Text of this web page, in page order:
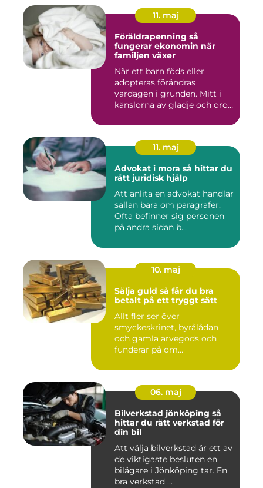
11. maj
Föräldrapenning så
fungerar ekonomin när
familjen växer
När ett barn föds eller
adopteras förändras
vardagen i grunden. Mitt i
känslorna av glädje och oro
11. maj
Advokat i mora så hittar du
rätt juridisk hjälp
Att anlita en advokat handlar
sällan bara om paragrafer.
Ofta befinner sig personen
på andra sidan b...
10. maj
Sälja guld så får du bra
betalt på ett tryggt sätt
Allt fler ser över
smyckeskrinet, byrålådan
och gamla arvegods och
funderar på om
06. maj
Bilverkstad jönköping så
hittar du rätt verkstad för
din bil
Att välja bilverkstad är ett av
de viktigaste besluten en
bilägare i Jönköping tar. En
bra verkstad ...